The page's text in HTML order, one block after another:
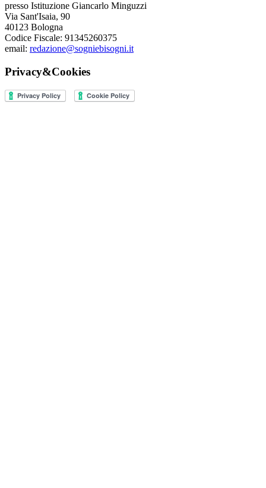
presso Istituzione Giancarlo Minguzzi
Via Sant'Isaia, 90
40123 Bologna
Codice Fiscale: 91345260375
email: redazione@sogniebisogni.it
Privacy&Cookies